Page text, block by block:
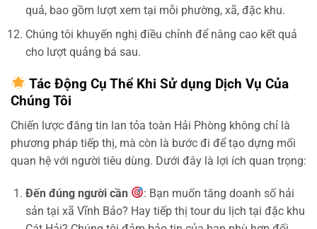
quả, bao gồm lượt xem tại mỗi phường, xã, đặc khu.
Chúng tôi khuyến nghị điều chỉnh để nâng cao kết quả
cho lượt quảng bá sau.
Tác Động Cụ Thể Khi Sử dụng Dịch Vụ Của
Chúng Tôi
Chiến lược đăng tin lan tỏa toàn Hải Phòng không chỉ là
phương pháp tiếp thị, mà còn là bước đi để tạo dựng mối
quan hệ với người tiêu dùng. Dưới đây là lợi ích quan trọng:
Đến đúng người cần
: Bạn muốn tăng doanh số hải
sản tại xã Vĩnh Bảo? Hay tiếp thị tour du lịch tại đặc khu